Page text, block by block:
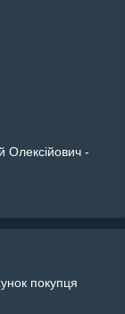
-
покупця